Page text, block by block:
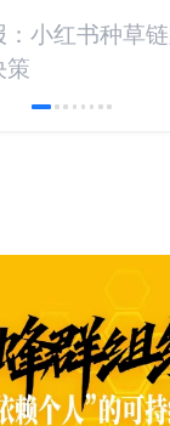
小红书种草
策